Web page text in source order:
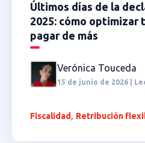
Últimos días de la
2025: cómo optimizar
pagar de más
Verónica Touceda
15 de junio de 2026 |
Fiscalidad , Retribución